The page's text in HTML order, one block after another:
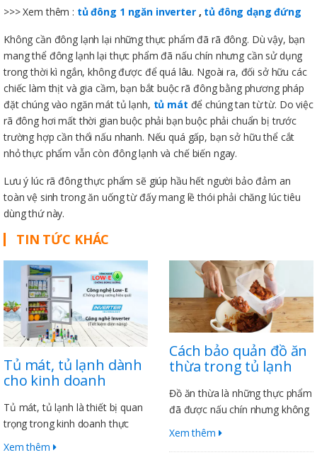
>>> Xem thêm : tủ đông 1 ngăn inverter, tủ đông dạng đứng
Không cần đông lạnh lại những thực phẩm đã rã đông. Dù vậy, bạn
mang thể đông lạnh lại thực phẩm đã nấu chín nhưng cần sử dụng
trong thời kì ngắn, không được để quá lâu. Ngoài ra, đối sở hữu các
chiếc làm thịt và gia cầm, bạn bắt buộc rã đông bằng phương pháp
đặt chúng vào ngăn mát tủ lạnh, tủ mát để chúng tan từ từ. Do việc
rã đông hơi mất thời gian buộc phải bạn buộc phải chuẩn bị trước
trường hợp cần thổi nấu nhanh. Nếu quá gấp, bạn sở hữu thể cắt
nhỏ thực phẩm vẫn còn đông lạnh và chế biến ngay.
Lưu ý lúc rã đông thực phẩm sẽ giúp hầu hết người bảo đảm an
toàn vệ sinh trong ăn uống từ đấy mang lề thói phải chăng lúc tiêu
dùng thứ này.
TIN TỨC KHÁC
Tủ mát, tủ lạnh dành
cho kinh doanh
Tủ mát, tủ lạnh là thiết bị quan
trọng trong kinh doanh thực
phẩm, đồ uống. Chúng giúp giữ
Xem thêm
Cách bảo quản đồ ăn
thừa trong tủ lạnh
Đồ ăn thừa là những thực phẩm
đã được nấu chín nhưng không
được ăn hết. Để đảm bảo an
Xem thêm